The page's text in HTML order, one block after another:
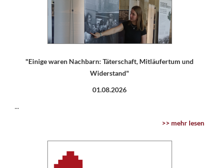
"Einige waren Nachbarn: Täterschaft, Mitläufertum und
Widerstand"
01.08.2026
...
>> mehr lesen